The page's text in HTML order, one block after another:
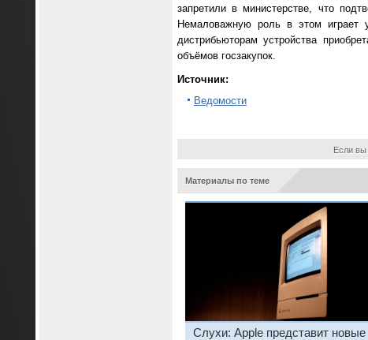
запретили в министерстве, что
Немаловажную роль в этом играет
дистрибьюторам устройства
объёмов госзакупок.
Источник:
Ведомости
Если
Материалы по теме
Слухи: Apple представит новые